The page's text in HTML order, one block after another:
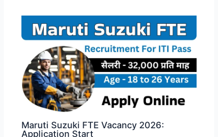
Maruti Suzuki FTE Vacancy 2026:
Application Start